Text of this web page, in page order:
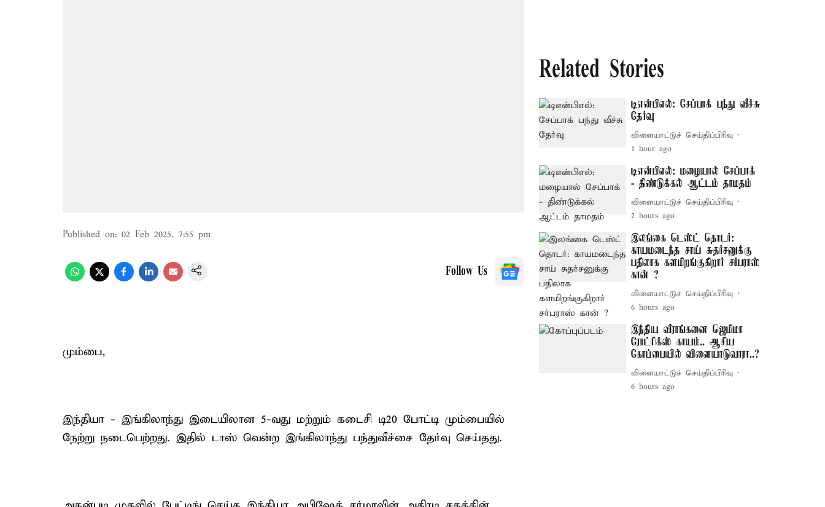
Published on: 02 Feb 2025, 7:55 pm
Follow Us
மும்பை,
இந்தியா - இங்கிலாந்து இடையிலான 5-வது மற்றும் கடைசி டி20 போட்டி மும்பையில்
நேற்று நடைபெற்றது. இதில் டாஸ் வென்ற இங்கிலாந்து பந்துவீச்சை தேர்வு செய்தது.
Related Stories
டிஎன்பிஎல்: சேப்பாக் பந்து வீச்சு
தேர்வு
விளையாட்டுச் செய்திப்பிரிவு
1 hour ago
டிஎன்பிஎல்: மழையால் சேப்பாக்
- திண்டுக்கல் ஆட்டம் தாமதம்
விளையாட்டுச் செய்திப்பிரிவு
2 hours ago
இலங்கை டெஸ்ட் தொடர்:
காயமடைந்த சாய் சுதர்சனுக்கு
பதிலாக களமிறங்குகிறார் சர்பராஸ்
கான் ?
விளையாட்டுச் செய்திப்பிரிவு
6 hours ago
இந்திய வீராங்கனை ஜெமிமா
ரோட்ரிக்ஸ் காயம்.. ஆசிய
கோப்பையில் விளையாடுவாரா..?
விளையாட்டுச் செய்திப்பிரிவு
6 hours ago